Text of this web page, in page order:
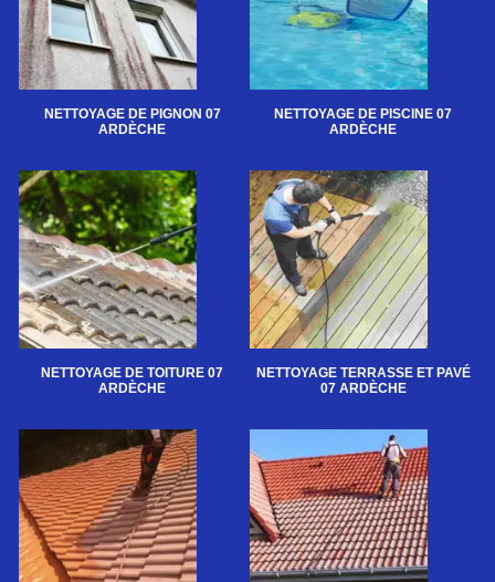
NETTOYAGE DE PIGNON 07
ARDÈCHE
NETTOYAGE DE PISCINE 07
ARDÈCHE
NETTOYAGE DE TOITURE 07
ARDÈCHE
NETTOYAGE TERRASSE ET PAVÉ
07 ARDÈCHE